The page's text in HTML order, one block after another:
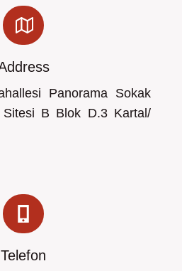
Panorama Sokak
B Blok D.3 Kartal/
Telefon